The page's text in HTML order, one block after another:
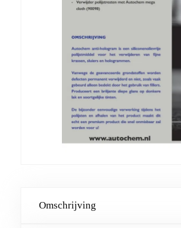
Omschrijving